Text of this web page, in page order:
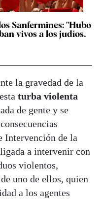
Sanfermines: "Hubo
vivos a los judíos.
la gravedad de la
turba violenta
de gente y se
Intervención de la
a intervenir con
violentos,
uno de ellos, quien
a los agentes